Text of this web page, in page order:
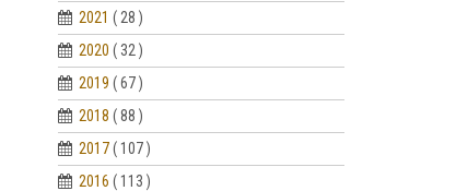
2021 ( 28 )
2020 ( 32 )
2019 ( 67 )
2018 ( 88 )
2017 ( 107 )
2016 ( 113 )